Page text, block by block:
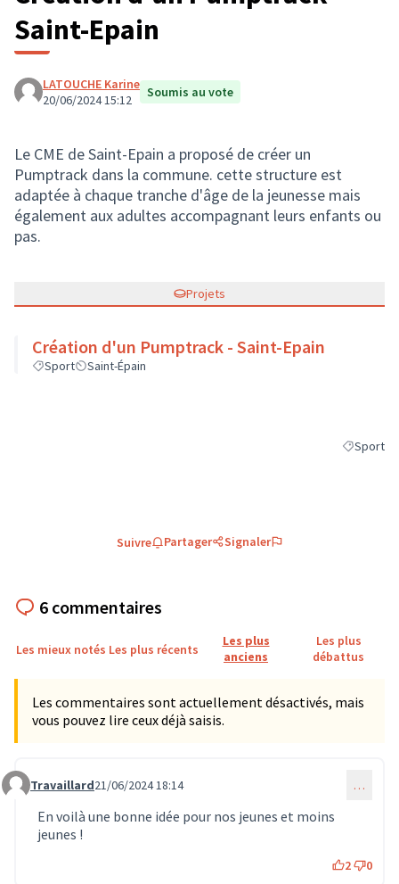
Saint-Epain
LATOUCHE Karine
20/06/2024 15:12
Soumis au vote
Le CME de Saint-Epain a proposé de créer un
Pumptrack dans la commune. cette structure est
adaptée à chaque tranche d'âge de la jeunesse mais
également aux adultes accompagnant leurs enfants ou
pas.
Projets
Création d'un Pumptrack - Saint-Epain
Sport Saint-Épain
Filtrer les
Sport
Suivre Partager Signaler
6 commentaires
Les mieux notés Les plus récents
Les plus
anciens
Les plus
débattus
Les commentaires sont actuellement désactivés, mais
vous pouvez lire ceux déjà saisis.
Commentaire 596
Travaillard21/06/2024 18:14 …
En voilà une bonne idée pour nos jeunes et moins
jeunes !
2 0